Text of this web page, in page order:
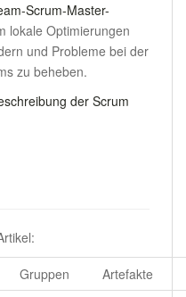
Scrum-Master-
lokale Optimierungen
und Probleme bei der
zu beheben.
der Scrum
Gruppen
Artefakte